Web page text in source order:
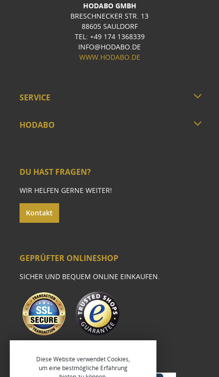
HODABO GMBH
BRESCHNECKER STR. 13
88605 SAULDORF
TEL: +49 174 1368339
INFO@HODABO.DE
WWW.HODABO.DE
SERVICE
HODABO
DU HAST FRAGEN?
WIR HELFEN GERNE WEITER!
Kontakt
GEPRÜFTER ONLINESHOP
SICHER UND BEQUEM ONLINE EINKAUFEN.
Diese Website verwendet Cookies,
um eine bestmögliche Erfahrung